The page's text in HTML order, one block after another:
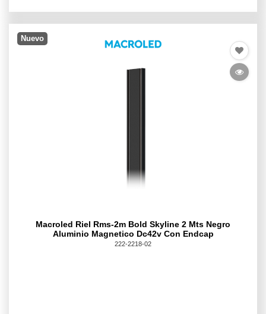
Nuevo
Macroled Riel Rms-2m Bold Skyline 2 Mts Negro
Aluminio Magnetico Dc42v Con Endcap
222-2218-02